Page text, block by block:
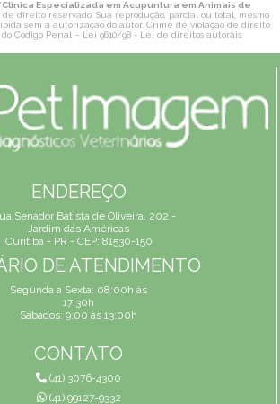
Clinica Especializada em Acupuntura em Animais de
de direito reservado. Sua reprodução, parcial ou total, mesmo
sem a autorização do autor. Crime de violação de direito
Código Penal – Lei 9610/98 - Lei de direitos autorais.
ENDEREÇO
Senador Batista de Oliveira, 202 -
Jardim das Américas
Curitiba - PR - CEP: 81530-150
DE ATENDIMENTO
Segunda a Sexta: 08:00h às
17:30h
Sábados: 9:00 às 13:00h
CONTATO
(41) 3076-4300
(41) 99127-9332